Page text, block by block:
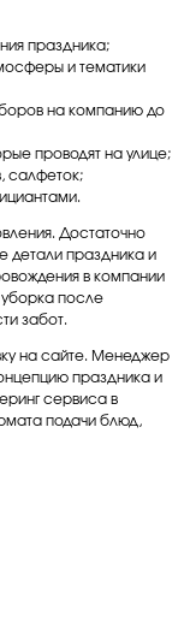
праздника;
и тематики
на компанию до
проводят на улице;
салфеток;
Достаточно
детали праздника и
в компании
уборка после
забот.
на сайте. Менеджер
праздника и
сервиса в
подачи блюд,